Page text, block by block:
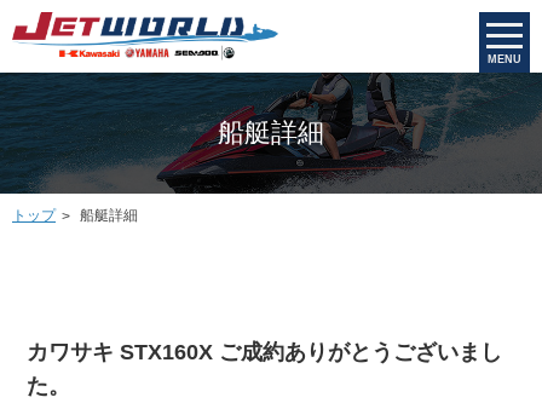
MENU
船艇詳細
トップ 船艇詳細
カワサキ STX160X ご成約ありがとうございまし
た。